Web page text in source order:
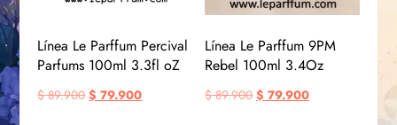
Línea Le Parffum Percival
Parfums 100ml 3.3fl oZ
$89.900 $ 79.900
Línea Le Parffum 9PM
Rebel 100ml 3.4Oz
$89.900 $ 79.900